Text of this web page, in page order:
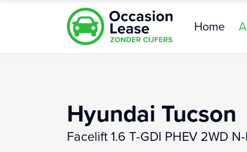
Home
Hyundai Tucson
Facelift 1.6 T-GDI PHEV 2WD